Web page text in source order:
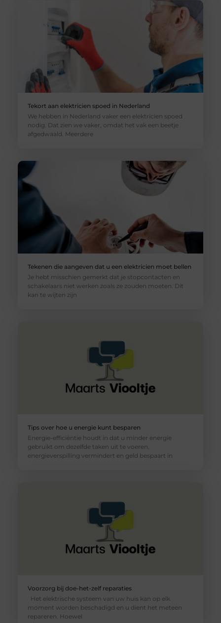
Tekort aan elektricien spoed in Nederland
We hebben in Nederland vaker een elektricien spoed
nodig. Dat zien we vaker, omdat het vak een beetje
afgedwaald. Meerdere
Tekenen die aangeven dat u een elektricien moet bellen
Je hebt misschien gemerkt dat je stopcontacten en
schakelaars niet werken zoals ze zouden moeten. Dit
kan te wijten zijn
Tips over hoe u energie kunt besparen
Energie-efficiëntie houdt in dat u minder energie
gebruikt om dezelfde taken uit te voeren,
energieverspilling vermindert en geld bespaart in
Voorzorg bij doe-het-zelf reparaties
Het elektrische systeem van uw huis kan op elk
moment worden beschadigd en u dient het meteen
repareren. Hoewel